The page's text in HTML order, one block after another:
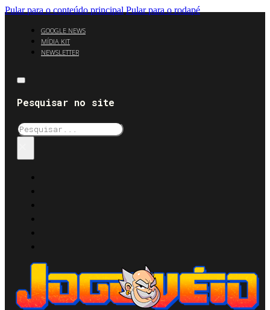
Pular para o conteúdo principal Pular para o rodapé
GOOGLE NEWS
MÍDIA KIT
NEWSLETTER
Pesquisar no site
Pesquisar